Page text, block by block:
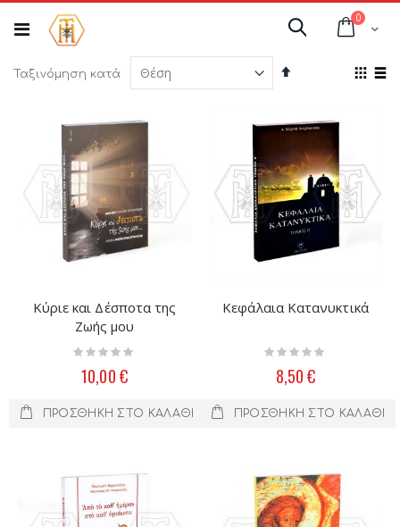
στο
περιεχόμενο
Cart
0
Αναζήτηση
Ταξινόμηση κατά
Φθίνουσα
Κύριε και Δέσποτα της
Ζωής μου
Rating:
10,00 €
ΠΡΟΣΘΉΚΗ ΣΤΟ ΚΑΛΆΘΙ
Κεφάλαια Κατανυκτικά
Rating:
8,50 €
ΠΡΟΣΘΉΚΗ ΣΤΟ ΚΑΛΆΘΙ